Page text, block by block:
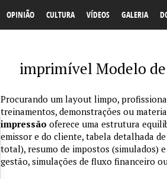
OPINIÃO CULTURA VÍDEOS GALERIA
imprimível Modelo de
Procurando um layout limpo,
treinamentos, demonstrações ou
impressão oferece uma estrutura
emissor e do cliente, tabela detalhada
total), resumo de impostos (simulados)
gestão, simulações de fluxo financeiro